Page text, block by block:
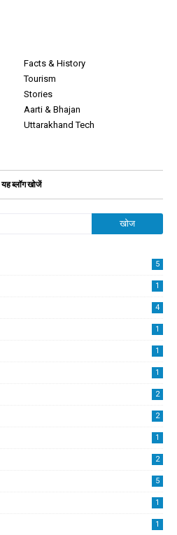
Facts & History
Tourism
Stories
Aarti & Bhajan
Uttarakhand Tech
यह ब्लॉग खोजें
5
1
4
1
1
1
2
2
1
2
5
1
1